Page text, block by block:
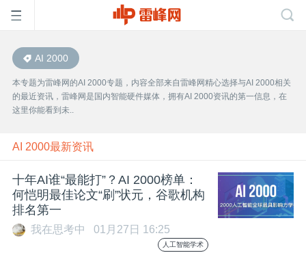
首
页
雷
峰
网
AI 2000
本专题为雷峰网的AI 2000专题，内容全部来自雷峰网精心选择与AI 2000相关
的最近资讯，雷峰网是国内智能硬件媒体，拥有AI 2000资讯的第一信息，在
这里你能看到未..
AI 2000最新资讯
十年AI谁“最能打”？AI 2000榜单：
何恺明最佳论文“刷”状元，谷歌机构
排名第一
我在思考中 01月27日 16:25
人工智能学术